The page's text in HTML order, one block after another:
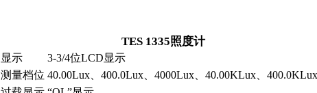
TES 1335照度计
显示
3-3/4位LCD显示
测量档位 40.00Lux、400.0Lux、4000Lux、40.00KLux、400.0KLux